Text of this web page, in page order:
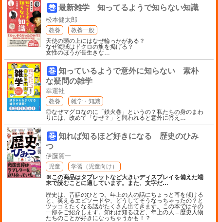
巻 最新雑学 知ってるようで知らない知識
松本健太郎
教養
教養一般
天使の頭の上にはなぜ輪っかがある？
なぜ海賊はドクロの旗を掲げる？
女性のほうが長生きな
巻 知っているようで意外に知らない 素朴
な疑問の雑学
幸運社
教養
雑学・知識
◎なぜマグロなのに「鉄火巻」というの？私たちの身のまわ
りには、改めて「なぜ？」と問われると意外に答え
巻 知れば知るほど好きになる 歴史のひみ
つ
伊藤賀一
児童
学習（児童向け）
※この商品はタブレットなど大きいディスプレイを備えた端
末で読むことに適しています。また、文字だ…
歴史は、昔話のひとつ。年上の人の話にちょっと耳を傾ける
と、笑えるエピソードや、どうしてそうなっちゃったの？と
ツッコミたくなる話がたくさん出てきます。この本ではその
一部をご紹介します。知れば知るほど、年上の人＝歴史人物
たちのことが好きになっちゃうかも！？